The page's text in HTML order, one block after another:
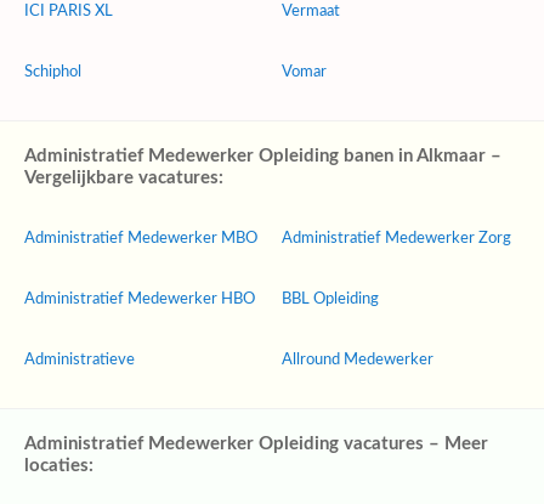
ICI PARIS XL
Schiphol
Vermaat
Vomar
Administratief Medewerker Opleiding banen in Alkmaar –
Vergelijkbare vacatures:
Administratief Medewerker MBO
Administratief Medewerker HBO
Administratieve
Administratief Medewerker Zorg
BBL Opleiding
Allround Medewerker
Administratief Medewerker Opleiding vacatures – Meer
locaties: